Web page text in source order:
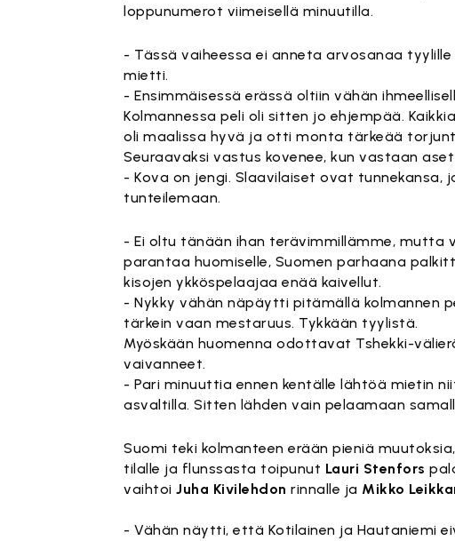
loppunumerot viimeisellä minuutilla.
- Tässä vaiheessa ei anneta arvosanaa
mietti.
- Ensimmäisessä erässä oltiin vähän
Kolmannessa peli oli sitten jo ehjempää.
oli maalissa hyvä ja otti monta tärkeää
Seuraavaksi vastus kovenee, kun vastaan
- Kova on jengi. Slaavilaiset ovat
tunteilemaan.
- Ei oltu tänään ihan terävimmillämme, mutta
parantaa huomiselle, Suomen parhaana
kisojen ykköspelaajaa enää kaivellut.
- Nykky vähän näpäytti pitämällä kolmannen
tärkein vaan mestaruus. Tykkään tyylistä.
Myöskään huomenna odottavat Tshekki-
vaivanneet.
- Pari minuuttia ennen kentälle lähtöä mietin
asvaltilla. Sitten lähden vain pelaamaan
Suomi teki kolmanteen erään pieniä
tilalle ja flunssasta toipunut Lauri Stenfors
vaihtoiJuha Kivilehdon rinnalle ja Mikko
- Vähän näytti, että Kotilainen ja Hautaniemi